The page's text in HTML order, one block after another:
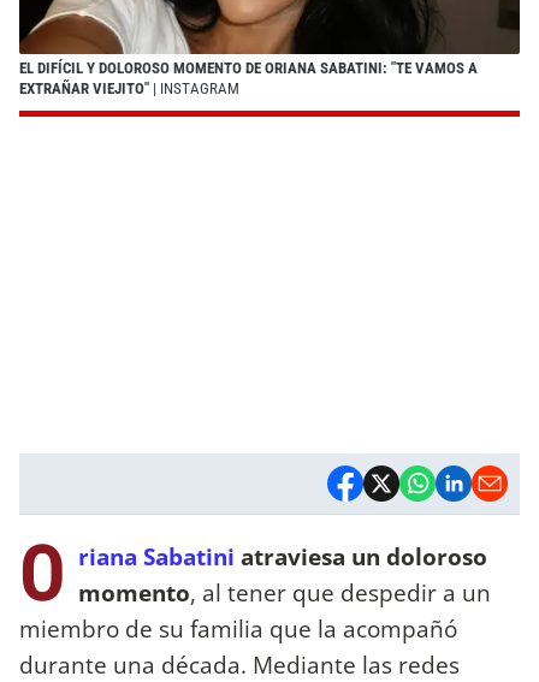
EL DIFÍCIL Y DOLOROSO MOMENTO DE ORIANA SABATINI: "TE VAMOS A
EXTRAÑAR VIEJITO" | INSTAGRAM
O riana Sabatini atraviesa un doloroso
momento, al tener que despedir a un
miembro de su familia que la acompañó
durante una década. Mediante las redes